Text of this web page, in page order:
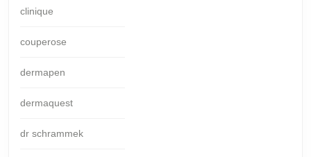
clinique
couperose
dermapen
dermaquest
dr schrammek